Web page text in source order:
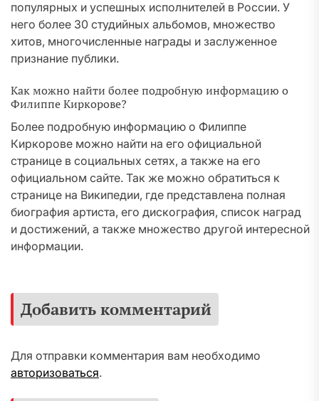
популярных и успешных исполнителей в России. У
него более 30 студийных альбомов, множество
хитов, многочисленные награды и заслуженное
признание публики.
Как можно найти более подробную информацию о
Филиппе Киркорове?
Более подробную информацию о Филиппе
Киркорове можно найти на его официальной
странице в социальных сетях, а также на его
официальном сайте. Так же можно обратиться к
странице на Википедии, где представлена полная
биография артиста, его дискография, список наград
и достижений, а также множество другой интересной
информации.
Добавить комментарий
Для отправки комментария вам необходимо
авторизоваться.